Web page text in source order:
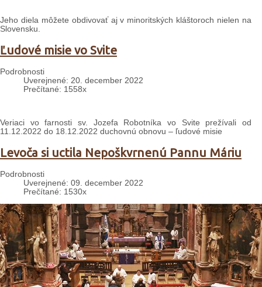
Jeho diela môžete obdivovať aj v minoritských kláštoroch nielen na
Slovensku.
Ľudové misie vo Svite
Podrobnosti
Uverejnené: 20. december 2022
Prečítané: 1558x
Veriaci vo farnosti sv. Jozefa Robotníka vo Svite prežívali od
11.12.2022 do 18.12.2022 duchovnú obnovu – ľudové misie
Levoča si uctila Nepoškvrnenú Pannu Máriu
Podrobnosti
Uverejnené: 09. december 2022
Prečítané: 1530x